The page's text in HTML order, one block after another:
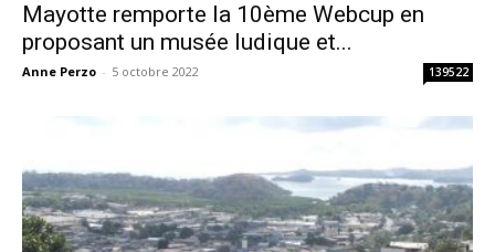
Mayotte remporte la 10ème Webcup en
proposant un musée ludique et...
Anne Perzo - 5 octobre 2022 139522